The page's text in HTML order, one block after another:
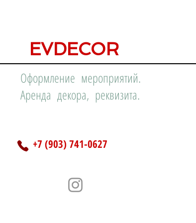
EVDECOR
Оформление мероприятий.
Аренда декора, реквизита.
+7 (903) 741-0627